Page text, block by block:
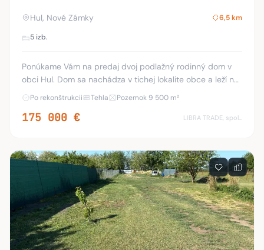
Hul, Nové Zámky 6,5 km
5 izb.
Ponúkame Vám na predaj dvoj podlažný rodinný dom v
obci Hul. Dom sa nachádza v tichej lokalite obce a leží na
pozemku o rozlohe 9500 m2. Dispozícia: Prízemie:
Po rekonštrukcii Tehla Pozemok 9 500 m²
175 000 € LIBRA TRADE, spol.s.r.o.